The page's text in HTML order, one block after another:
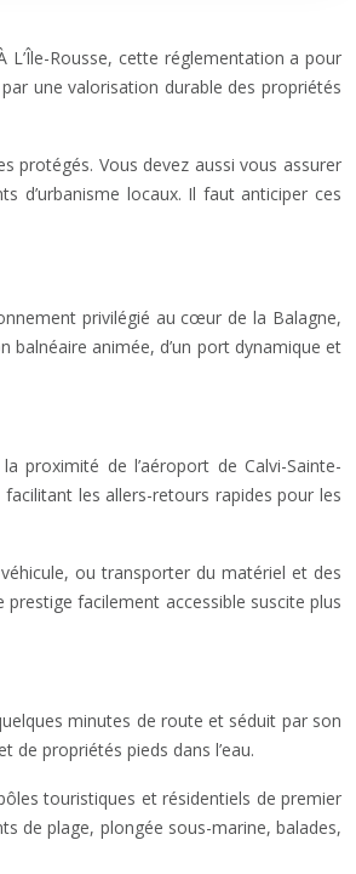
Rousse, cette réglementation a pour
une valorisation durable des propriétés
protégés. Vous devez aussi vous assurer
d’urbanisme locaux. Il faut anticiper ces
privilégié au cœur de la Balagne,
balnéaire animée, d’un port dynamique et
proximité de l’aéroport de Calvi-Sainte-
les allers-retours rapides pour les
ou transporter du matériel et des
facilement accessible suscite plus
minutes de route et séduit par son
de propriétés pieds dans l’eau.
touristiques et résidentiels de premier
de plage, plongée sous-marine, balades,